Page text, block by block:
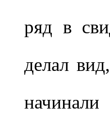
ряд в
делал